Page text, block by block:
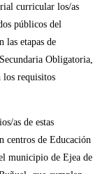
curricular los/as
públicos del
las etapas de
Obligatoria,
requisitos
as de estas
centros de Educación
municipio de Ejea de